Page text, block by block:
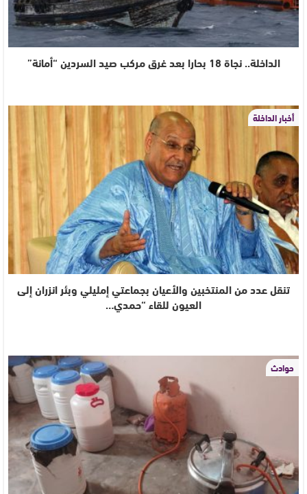
الداخلة.. نجاة 18 بحارا بعد غرق مركب صيد السردين “أمانة”
أخبار الداخلة
تنقل عدد من المنتخبين والأعيان بجماعتي إمليلي وبئر انزران إلى
العيون للقاء “حمدي…
حوادث